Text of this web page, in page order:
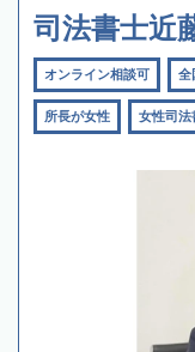
司法書士近
オンライン相談可 全
所長が女性 女性司法